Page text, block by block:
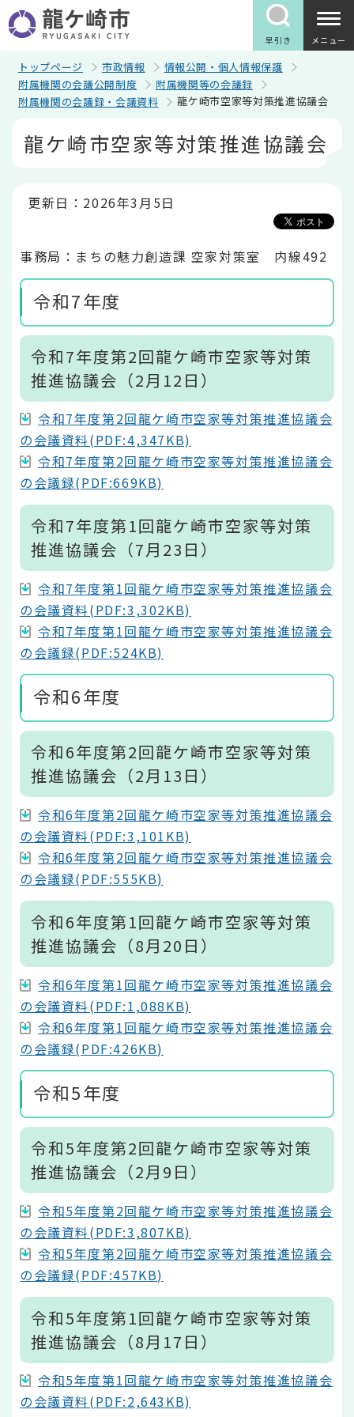
の
ペ
早引き メニュー
トップページ 市政情報
情報公開・個人情報保護
附属機関の会議公開制度
附属機関等の会議録
附属機関の会議録・会議資料
龍ケ崎市空家等対策推進協議会
龍ケ崎市空家等対策推進協議会
更新日：2026年3月5日
事務局：まちの魅力創造課 空家対策室 内線492
令和7年度
令和7年度第2回龍ケ崎市空家等対策
推進協議会（2月12日）
令和7年度第2回龍ケ崎市空家等対策推進協議会
の会議資料(PDF:4,347KB)
令和7年度第2回龍ケ崎市空家等対策推進協議会
の会議録(PDF:669KB)
令和7年度第1回龍ケ崎市空家等対策
推進協議会（7月23日）
令和7年度第1回龍ケ崎市空家等対策推進協議会
の会議資料(PDF:3,302KB)
令和7年度第1回龍ケ崎市空家等対策推進協議会
の会議録(PDF:524KB)
令和6年度
令和6年度第2回龍ケ崎市空家等対策
推進協議会（2月13日）
令和6年度第2回龍ケ崎市空家等対策推進協議会
の会議資料(PDF:3,101KB)
令和6年度第2回龍ケ崎市空家等対策推進協議会
の会議録(PDF:555KB)
令和6年度第1回龍ケ崎市空家等対策
推進協議会（8月20日）
令和6年度第1回龍ケ崎市空家等対策推進協議会
の会議資料(PDF:1,088KB)
令和6年度第1回龍ケ崎市空家等対策推進協議会
の会議録(PDF:426KB)
令和5年度
令和5年度第2回龍ケ崎市空家等対策
推進協議会（2月9日）
令和5年度第2回龍ケ崎市空家等対策推進協議会
の会議資料(PDF:3,807KB)
令和5年度第2回龍ケ崎市空家等対策推進協議会
の会議録(PDF:457KB)
令和5年度第1回龍ケ崎市空家等対策
推進協議会（8月17日）
令和5年度第1回龍ケ崎市空家等対策推進協議会
の会議資料(PDF:2,643KB)